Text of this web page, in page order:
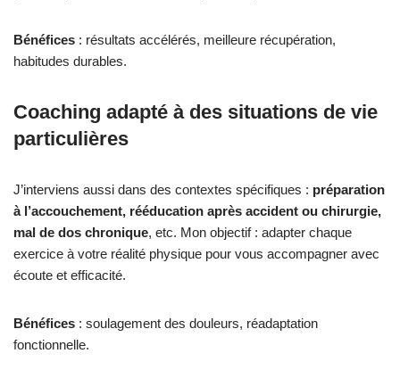
Bénéfices : résultats accélérés, meilleure récupération,
habitudes durables.
Coaching adapté à des situations de vie
particulières
J’interviens aussi dans des contextes spécifiques : préparation
à l’accouchement, rééducation après accident ou chirurgie,
mal de dos chronique, etc. Mon objectif : adapter chaque
exercice à votre réalité physique pour vous accompagner avec
écoute et efficacité.
Bénéfices : soulagement des douleurs, réadaptation
fonctionnelle.